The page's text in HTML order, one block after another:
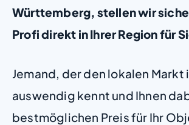
Württemberg, stellen wir
Profi direkt in Ihrer Region für
Jemand, der den lokalen Markt
auswendig kennt und Ihnen
bestmöglichen Preis für Ihr